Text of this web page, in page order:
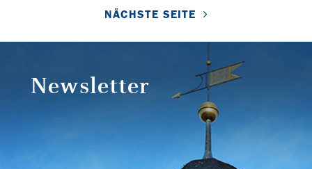
NÄCHSTE SEITE
Newsletter